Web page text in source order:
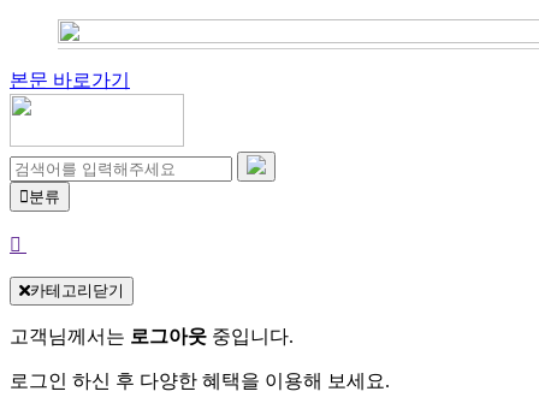
본문 바로가기
분류
카테고리닫기
고객님께서는 로그아웃 중입니다.
로그인 하신 후 다양한 혜택을 이용해 보세요.